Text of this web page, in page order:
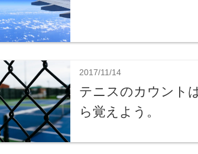
2017/11/14
テニスのカウント
ら覚えよう。